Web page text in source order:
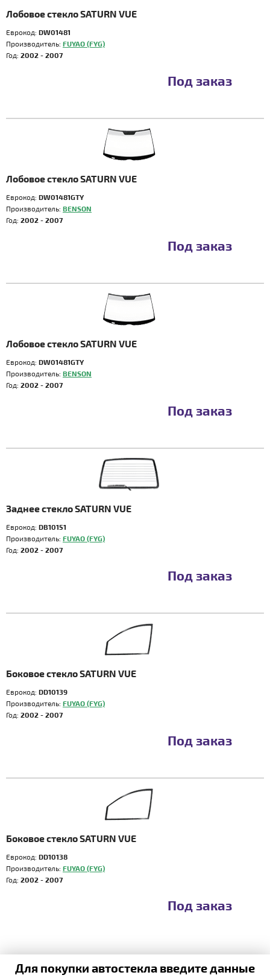
Лобовое стекло SATURN VUE
Еврокод: DW01481
Производитель: FUYAO (FYG)
Год: 2002 - 2007
Под заказ
Лобовое стекло SATURN VUE
Еврокод: DW01481GTY
Производитель: BENSON
Год: 2002 - 2007
Под заказ
Лобовое стекло SATURN VUE
Еврокод: DW01481GTY
Производитель: BENSON
Год: 2002 - 2007
Под заказ
Заднее стекло SATURN VUE
Еврокод: DB10151
Производитель: FUYAO (FYG)
Год: 2002 - 2007
Под заказ
Боковое стекло SATURN VUE
Еврокод: DD10139
Производитель: FUYAO (FYG)
Год: 2002 - 2007
Под заказ
Боковое стекло SATURN VUE
Еврокод: DD10138
Производитель: FUYAO (FYG)
Год: 2002 - 2007
Под заказ
Для покупки автостекла введите данные